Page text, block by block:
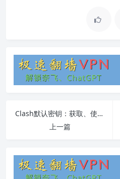
Clash默认密钥：获取、使用和常见问题解答
上一篇